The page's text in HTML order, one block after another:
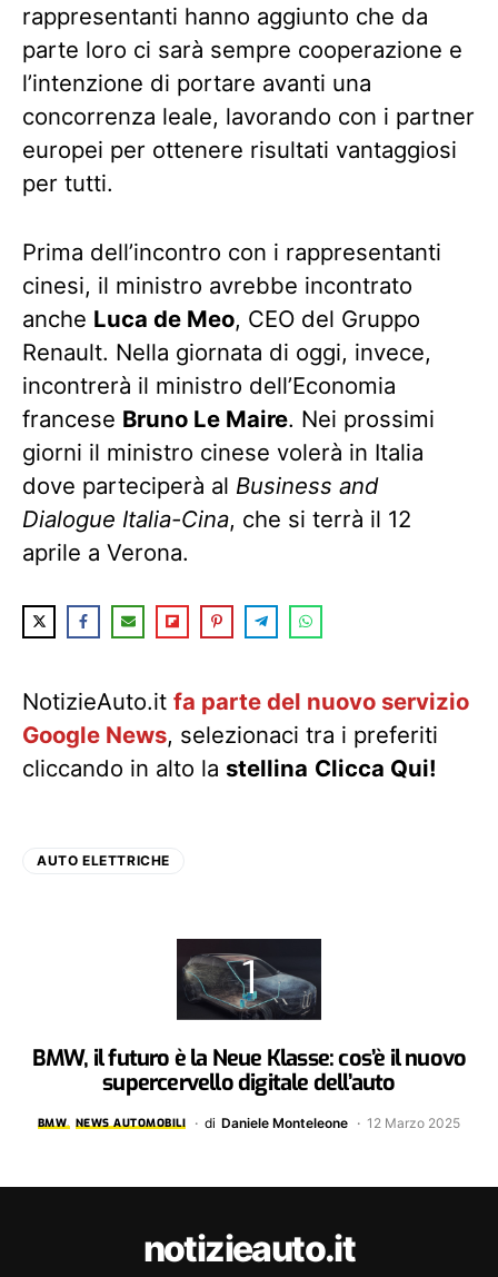
rappresentanti hanno aggiunto che da
parte loro ci sarà sempre cooperazione e
l’intenzione di portare avanti una
concorrenza leale, lavorando con i partner
europei per ottenere risultati vantaggiosi
per tutti.
Prima dell’incontro con i rappresentanti
cinesi, il ministro avrebbe incontrato
anche Luca de Meo, CEO del Gruppo
Renault. Nella giornata di oggi, invece,
incontrerà il ministro dell’Economia
francese Bruno Le Maire. Nei prossimi
giorni il ministro cinese volerà in Italia
dove parteciperà al Business and
Dialogue Italia-Cina, che si terrà il 12
aprile a Verona.
NotizieAuto.it fa parte del nuovo servizio
Google News, selezionaci tra i preferiti
cliccando in alto la stellina Clicca Qui!
AUTO ELETTRICHE
BMW, il futuro è la Neue Klasse: cos’è il nuovo
supercervello digitale dell’auto
BMW NEWS AUTOMOBILI di Daniele Monteleone 12 Marzo 2025
notizieauto.it